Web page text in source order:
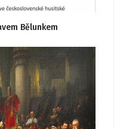
Bělunkem